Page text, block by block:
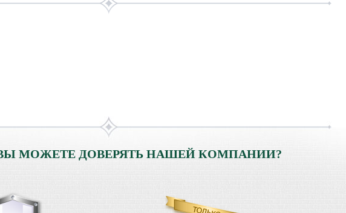
МОЖЕТЕ ДОВЕРЯТЬ НАШЕЙ КОМПАНИИ?